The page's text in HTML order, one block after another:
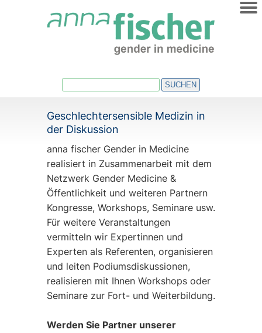
SUCHEN
VERANSTALTUNGEN
TERMINE
NEWSLETTER
REGIO-NETZE
VERÖFFENTLICHUNGEN
Geschlechtersensible Medizin in
der Diskussion
anna fischer Gender in Medicine
realisiert in Zusammenarbeit mit dem
Netzwerk Gender Medicine &
Öffentlichkeit und weiteren Partnern
Kongresse, Workshops, Seminare usw.
Für weitere Veranstaltungen
vermitteln wir Expertinnen und
Experten als Referenten, organisieren
und leiten Podiumsdiskussionen,
realisieren mit Ihnen Workshops oder
Seminare zur Fort- und Weiterbildung.
Werden Sie Partner unserer